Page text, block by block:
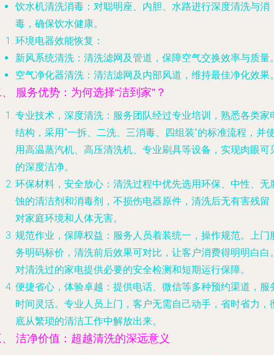
饮水机清洗消毒 ：对聪明座、内胆、水路进行深度清洗与消
毒，确保饮水健康。
环境电器效能恢复 ：
新风系统清洗 ：清洗滤网及管道，保障空气交换效率与质量
空气净化器清洗 ：清洁滤网及内部风道，维持最佳净化效果
服务优势：为何选择“洁到家”？
专业技术，深度清洗 ：服务团队经过专业培训，熟悉各类家
结构，采用“一拆、二洗、三消毒、四组装”的标准流程，并
用高温蒸汽机、高压清洗机、专业刷具等设备，实现肉眼可
的深度洁净。
环保材料，安全放心 ：清洗过程中优先选用环保、中性、无
蚀的清洁剂和消毒剂，不损伤电器原件，清洗后无有害残留
对家庭环境和人体无害。
规范作业，保障权益 ：服务人员着装统一，操作规范。上门
务明码标价，清洗前后效果可对比，让客户消费得明明白白
对清洗过的家电提供必要的安全检测和短期运行保障。
便捷省心，体验卓越 ：提供电话、微信等多种预约渠道，服
时间灵活。专业人员上门，客户无需自己动手，省时省力，
底从繁琐的清洁工作中解放出来。
洁净价值：超越清洗的深远意义